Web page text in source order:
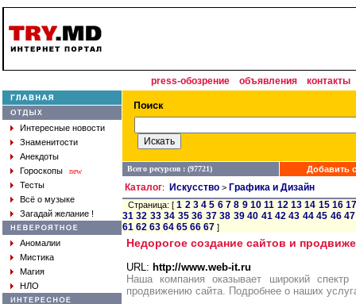
press-обозрение объявления контакты
Интересные новости
Знаменитости
Анекдоты
Гороскопы
new
Тесты
Всё о музыке
Загадай желание !
Аномалии
Мистика
Магия
НЛО
Всего ресурсов : (97721) Добавить
Каталог: Искусство > Графика и Дизайн
Страница: [1 2 3 4 5 6 7 8 9 10 11 12 13 14 15 16
31 32 33 34 35 36 37 38 39 40 41 42 43 44 45 46 47
61 62 63 64 65 66 67 ]
Недорогое создание сайтов и
URL: http://www.web-it.ru
Наша компания оказывает широкий
продвижению сайта. Подробнее о наших